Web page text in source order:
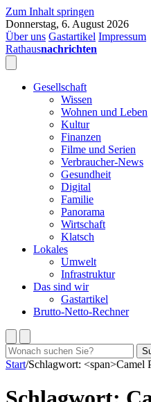
Zum Inhalt springen
Donnerstag, 6. August 2026
Über uns Gastartikel Impressum
Rathausnachrichten
Gesellschaft
Wissen
Wohnen und Leben
Kultur
Finanzen
Filme und Serien
Verbraucher-News
Gesundheit
Digital
Familie
Panorama
Wirtschaft
Klatsch
Lokales
Umwelt
Infrastruktur
Das sind wir
Gastartikel
Brutto-Netto-Rechner
Suchen
nach:
Start/Schlagwort: <span>Camel